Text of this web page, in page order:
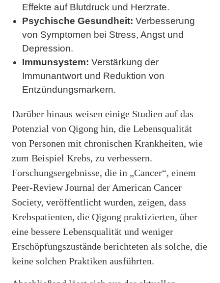
Effekte auf Blutdruck und Herzrate.
Psychische Gesundheit: Verbesserung
von Symptomen bei Stress, Angst und
Depression.
Immunsystem: Verstärkung der
Immunantwort und Reduktion von
Entzündungsmarkern.
Darüber hinaus weisen einige Studien auf das
Potenzial von Qigong hin, die Lebensqualität
von Personen mit chronischen Krankheiten, wie
zum Beispiel Krebs, zu verbessern.
Forschungsergebnisse, die in „Cancer“, einem
Peer-Review Journal der American Cancer
Society, veröffentlicht wurden, zeigen, dass
Krebspatienten, die Qigong praktizierten, über
eine bessere Lebensqualität und weniger
Erschöpfungszustände berichteten als solche, die
keine solchen Praktiken ausführten.